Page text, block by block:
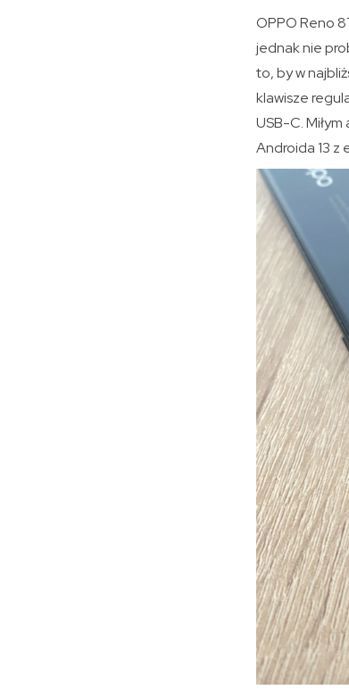
OPPO Reno
jednak nie
to, by w
klawisze
USB-C.
Androida 13 z